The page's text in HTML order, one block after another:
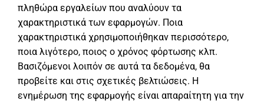
πληθώρα εργαλείων που αναλύουν τα
χαρακτηριστικά των εφαρμογών. Ποια
χαρακτηριστικά χρησιμοποιήθηκαν περισσότερο,
ποια λιγότερο, ποιος ο χρόνος φόρτωσης κλπ.
Βασιζόμενοι λοιπόν σε αυτά τα δεδομένα, θα
προβείτε και στις σχετικές βελτιώσεις. Η
ενημέρωση της εφαρμογής είναι απαραίτητη για την